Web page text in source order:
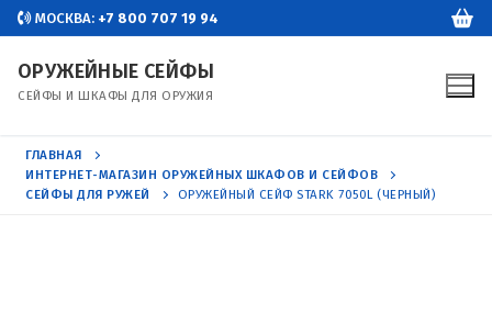
Перейти
содержимому
МОСКВА: +7 800 707 19 94
ОРУЖЕЙНЫЕ СЕЙФЫ
СЕЙФЫ И ШКАФЫ ДЛЯ ОРУЖИЯ
ГЛАВНАЯ
ИНТЕРНЕТ-МАГАЗИН ОРУЖЕЙНЫХ ШКАФОВ И СЕЙФОВ
СЕЙФЫ ДЛЯ РУЖЕЙ
ОРУЖЕЙНЫЙ СЕЙФ STARK 7050L (ЧЕРНЫЙ)